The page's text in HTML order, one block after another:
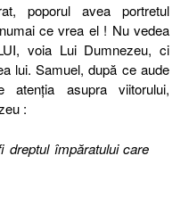
poporul avea portretul
ce vrea el ! Nu vedea
voia Lui Dumnezeu, ci
lui. Samuel, după ce aude
asupra viitorului,
:
împăratului care